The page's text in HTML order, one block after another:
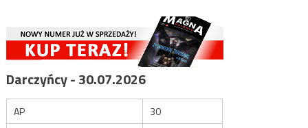
Darczyńcy - 30.07.2026
AP
30